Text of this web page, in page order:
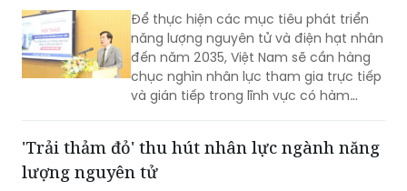
Để thực hiện các mục tiêu phát triển
năng lượng nguyên tử và điện hạt nhân
đến năm 2035, Việt Nam sẽ cần hàng
chục nghìn nhân lực tham gia trực tiếp
và gián tiếp trong lĩnh vực có hàm
'Trải thảm đỏ' thu hút nhân lực ngành năng
lượng nguyên tử